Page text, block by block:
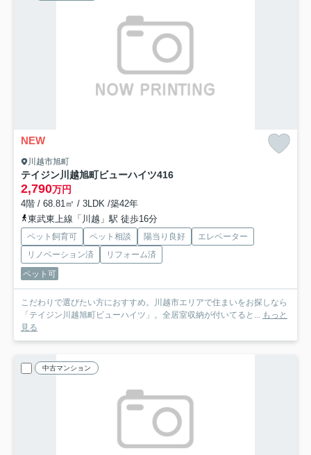
NEW
川越市旭町
テイジン川越旭町ビューハイツ416
2,790万円
4階 / 68.81㎡ / 3LDK /築42年
東武東上線「川越」駅 徒歩16分
ペット飼育可 ペット相談 陽当り良好
エレベーター
リノベーション済
リフォーム済
ペット可
こだわりで選びたい方におすすめ。川越市エリアで住まいをお探しなら
「テイジン川越旭町ビューハイツ」。全居室収納が付いてると... もっと
見る
中古マンション